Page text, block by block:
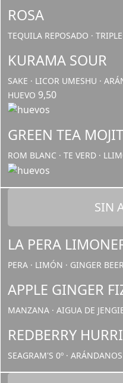
ROSA
TEQUILA REPOSADO ·
KURAMA SOUR
SAKE · LICOR UMESHU ·
HUEVO 9,50
GREEN TEA
ROM BLANC · TE VERD ·
SIN
LA PERA
PERA · LIMÓN · GINGER
APPLE GINGER
MANZANA · AIGUA DE
REDBERRY
SEAGRAM'S 0º ·